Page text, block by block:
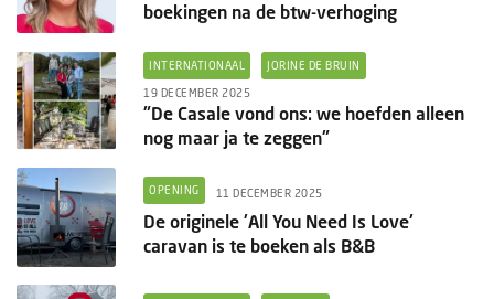
boekingen na de btw-verhoging
INTERNATIONAAL JORINE DE BRUIN
19 DECEMBER 2025
"De Casale vond ons: we hoefden alleen
nog maar ja te zeggen"
OPENING 11 DECEMBER 2025
De originele 'All You Need Is Love'
caravan is te boeken als B&B